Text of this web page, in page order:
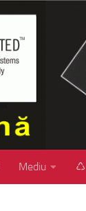
Mediu ♺